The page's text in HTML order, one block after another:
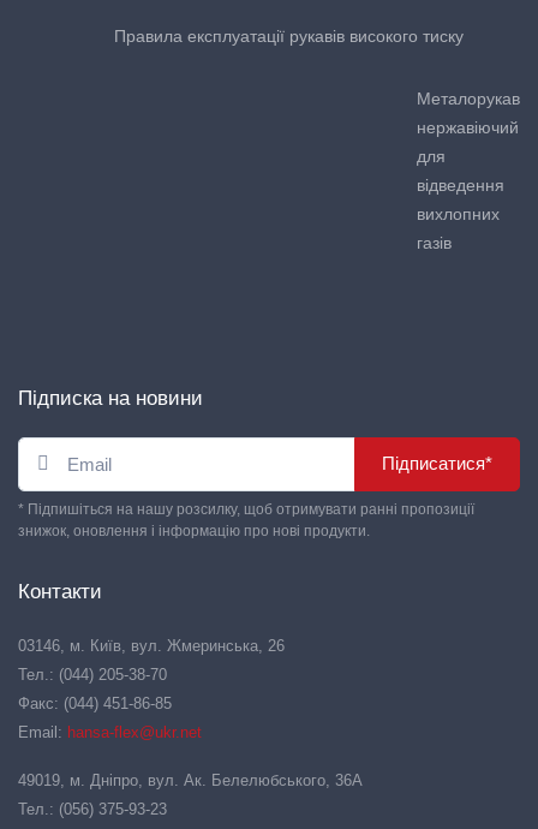
Правила експлуатації рукавів високого тиску
Металорукав
нержавіючий
для
відведення
вихлопних
газів
Підписка на новини
Підписатися*
* Підпишіться на нашу розсилку, щоб отримувати ранні пропозиції
знижок, оновлення і інформацію про нові продукти.
Контакти
03146, м. Київ, вул. Жмеринська, 26
Тел.: (044) 205-38-70
Факс: (044) 451-86-85
Email: hansa-flex@ukr.net
49019, м. Дніпро, вул. Ак. Белелюбського, 36А
Тел.: (056) 375-93-23